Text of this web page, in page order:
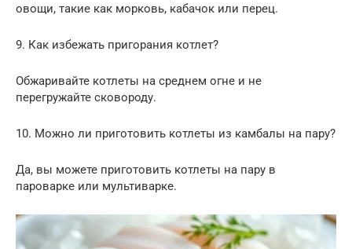
овощи, такие как морковь, кабачок или перец.
9. Как избежать пригорания котлет?
Обжаривайте котлеты на среднем огне и не
перегружайте сковороду.
10. Можно ли приготовить котлеты из камбалы на пару?
Да, вы можете приготовить котлеты на пару в
пароварке или мультиварке.